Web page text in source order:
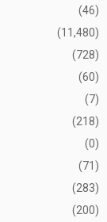
(46)
(11,480)
(728)
(60)
(7)
(218)
(0)
(71)
(283)
(200)